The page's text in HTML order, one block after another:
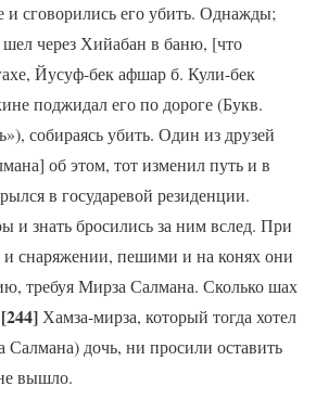
и сговорились его убить. Однажды;
через Хийабан в баню, [что
Йусуф-бек афшар б. Кули-бек
поджидал его по дороге (Букв.
собираясь убить. Один из друзей
об этом, тот изменил путь и в
в государевой резиденции.
и знать бросились за ним вслед. При
снаряжении, пешими и на конях они
требуя Мирза Салмана. Сколько шах
[244] Хамза-мирза, который тогда хотел
Салмана) дочь, ни просили оставить
вышло.